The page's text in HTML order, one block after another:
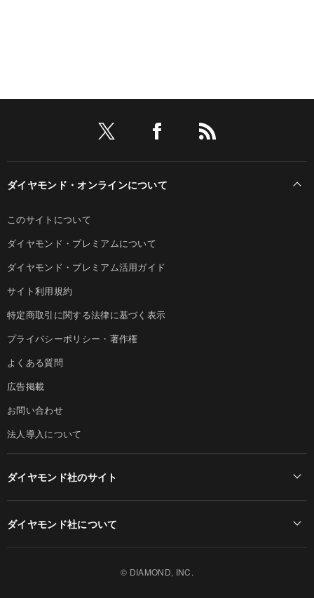
ダイヤモンド・オンラインについて
このサイトについて
ダイヤモンド・プレミアムについて
ダイヤモンド・プレミアム活用ガイド
サイト利用規約
特定商取引に関する法律に基づく表示
プライバシーポリシー・著作権
よくある質問
広告掲載
お問い合わせ
法人導入について
ダイヤモンド社のサイト
ダイヤモンド社について
© DIAMOND, INC.